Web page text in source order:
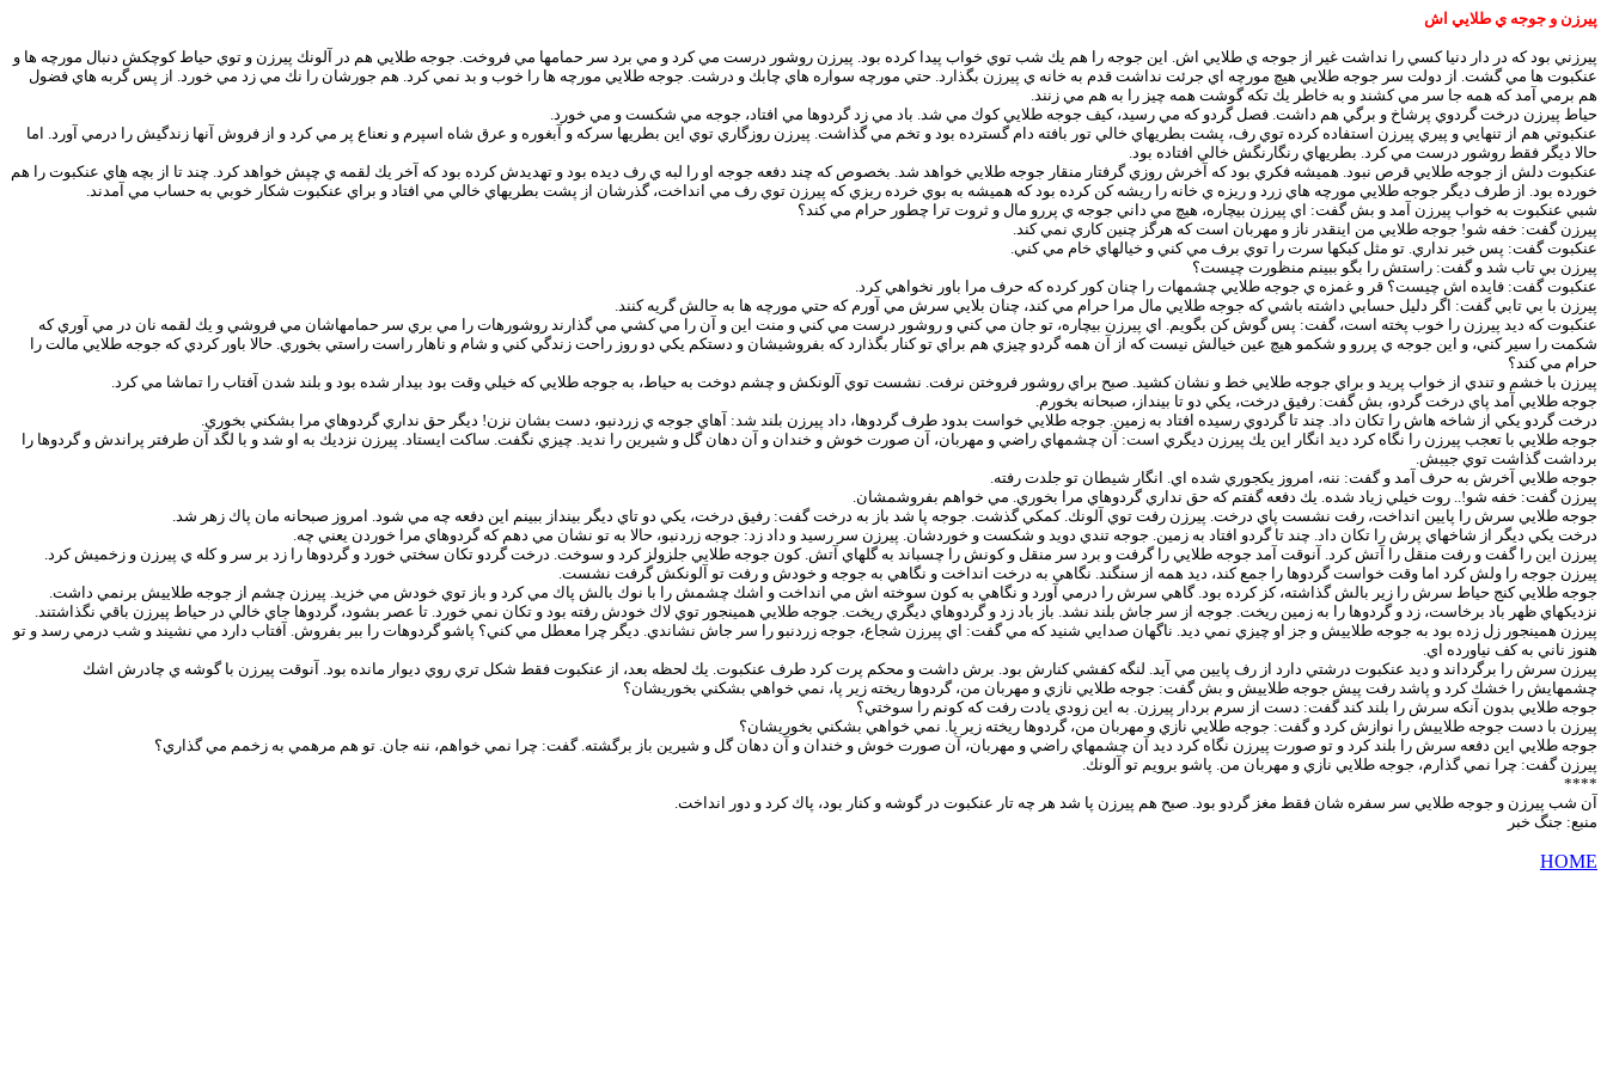
پيرزن و جوجه ي طلايي اش
پيرزني بود كه در دار دنيا كسي را نداشت غير از جوجه ي طلايي اش. اين جوجه را هم يك شب توي خواب پيدا كرده بود. پيرزن روشور درست مي كرد و مي برد سر حمامها مي فروخت. جوجه طلايي هم در آلونك پيرزن و توي حياط كوچكش دنبال مورچه ها و
عنكبوت ها مي گشت. از دولت سر جوجه طلايي هيچ مورچه اي جرئت نداشت قدم به خانه ي پيرزن بگذارد. حتي مورچه سواره هاي چابك و درشت. جوجه طلايي مورچه ها را خوب و بد نمي كرد. هم جورشان را نك مي زد مي خورد. از پس گربه هاي فضول
هم برمي آمد كه همه جا سر مي كشند و به خاطر يك تكه گوشت همه چيز را به هم مي زنند.
حياط پيرزن درخت گردوي پرشاخ و برگي هم داشت. فصل گردو كه مي رسيد، كيف جوجه طلايي كوك مي شد. باد مي زد گردوها مي افتاد، جوجه مي شكست و مي خورد.
عنكبوتي هم از تنهايي و پيري پيرزن استفاده كرده توي رف، پشت بطريهاي خالي تور بافته دام گسترده بود و تخم مي گذاشت. پيرزن روزگاري توي اين بطريها سركه و آبغوره و عرق شاه اسپرم و نعناع پر مي كرد و از فروش آنها زندگيش را درمي آورد. اما
حالا ديگر فقط روشور درست مي كرد. بطريهاي رنگارنگش خالي افتاده بود.
عنكبوت دلش از جوجه طلايي قرص نبود. هميشه فكري بود كه آخرش روزي گرفتار منقار جوجه طلايي خواهد شد. بخصوص كه چند دفعه جوجه او را لبه ي رف ديده بود و تهديدش كرده بود كه آخر يك لقمه ي چپش خواهد كرد. چند تا از بچه هاي عنكبوت را هم
خورده بود. از طرف ديگر جوجه طلايي مورچه هاي زرد و ريزه ي خانه را ريشه كن كرده بود كه هميشه به بوي خرده ريزي كه پيرزن توي رف مي انداخت، گذرشان از پشت بطريهاي خالي مي افتاد و براي عنكبوت شكار خوبي به حساب مي آمدند.
شبي عنكبوت به خواب پيرزن آمد و بش گفت: اي پيرزن بيچاره، هيچ مي داني جوجه ي پررو مال و ثروت ترا چطور حرام مي كند؟
پيرزن گفت: خفه شو! جوجه طلايي من اينقدر ناز و مهربان است كه هرگز چنين كاري نمي كند.
عنكبوت گفت: پس خبر نداري. تو مثل كبكها سرت را توي برف مي كني و خيالهاي خام مي كني.
پيرزن بي تاب شد و گفت: راستش را بگو ببينم منظورت چيست؟
عنكبوت گفت: فايده اش چيست؟ قر و غمزه ي جوجه طلايي چشمهات را چنان كور كرده كه حرف مرا باور نخواهي كرد.
پيرزن با بي تابي گفت: اگر دليل حسابي داشته باشي كه جوجه طلايي مال مرا حرام مي كند، چنان بلايي سرش مي آورم كه حتي مورچه ها به حالش گريه كنند.
عنكبوت كه ديد پيرزن را خوب پخته است، گفت: پس گوش كن بگويم. اي پيرزن بيچاره، تو جان مي كني و روشور درست مي كني و منت اين و آن را مي كشي مي گذارند روشورهات را مي بري سر حمامهاشان مي فروشي و يك لقمه نان در مي آوري كه
شكمت را سير كني، و اين جوجه ي پررو و شكمو هيچ عين خيالش نيست كه از آن همه گردو چيزي هم براي تو كنار بگذارد كه بفروشيشان و دستكم يكي دو روز راحت زندگي كني و شام و ناهار راست راستي بخوري. حالا باور كردي كه جوجه طلايي مالت را
حرام مي كند؟
پيرزن با خشم و تندي از خواب پريد و براي جوجه طلايي خط و نشان كشيد. صبح براي روشور فروختن نرفت. نشست توي آلونكش و چشم دوخت به حياط، به جوجه طلايي كه خيلي وقت بود بيدار شده بود و بلند شدن آفتاب را تماشا مي كرد.
جوجه طلايي آمد پاي درخت گردو، بش گفت: رفيق درخت، يكي دو تا بينداز، صبحانه بخورم.
درخت گردو يكي از شاخه هاش را تكان داد. چند تا گردوي رسيده افتاد به زمين. جوجه طلايي خواست بدود طرف گردوها، داد پيرزن بلند شد: آهاي جوجه ي زردنبو، دست بشان نزن! ديگر حق نداري گردوهاي مرا بشكني بخوري.
جوجه طلايي با تعجب پيرزن را نگاه كرد ديد انگار اين يك پيرزن ديگري است: آن چشمهاي راضي و مهربان، آن صورت خوش و خندان و آن دهان گل و شيرين را نديد. چيزي نگفت. ساكت ايستاد. پيرزن نزديك به او شد و با لگد آن طرفتر پراندش و گردوها را
برداشت گذاشت توي جيبش.
جوجه طلايي آخرش به حرف آمد و گفت: ننه، امروز يكجوري شده اي. انگار شيطان تو جلدت رفته.
پيرزن گفت: خفه شو!.. روت خيلي زياد شده. يك دفعه گفتم كه حق نداري گردوهاي مرا بخوري. مي خواهم بفروشمشان.
جوجه طلايي سرش را پايين انداخت، رفت نشست پاي درخت. پيرزن رفت توي آلونك. كمكي گذشت. جوجه پا شد باز به درخت گفت: رفيق درخت، يكي دو تاي ديگر بينداز ببينم اين دفعه چه مي شود. امروز صبحانه مان پاك زهر شد.
درخت يكي ديگر از شاخهاي پرش را تكان داد. چند تا گردو افتاد به زمين. جوجه تندي دويد و شكست و خوردشان. پيرزن سر رسيد و داد زد: جوجه زردنبو، حالا به تو نشان مي دهم كه گردوهاي مرا خوردن يعني چه.
پيرزن اين را گفت و رفت منقل را آتش كرد. آنوقت آمد جوجه طلايي را گرفت و برد سر منقل و كونش را چسباند به گلهاي آتش. كون جوجه طلايي جلزولز كرد و سوخت. درخت گردو تكان سختي خورد و گردوها را زد بر سر و كله ي پيرزن و زخميش كرد.
پيرزن جوجه را ولش كرد اما وقت خواست گردوها را جمع كند، ديد همه از سنگند. نگاهي به درخت انداخت و نگاهي به جوجه و خودش و رفت تو آلونكش گرفت نشست.
جوجه طلايي كنج حياط سرش را زير بالش گذاشته، كز كرده بود. گاهي سرش را درمي آورد و نگاهي به كون سوخته اش مي انداخت و اشك چشمش را با نوك بالش پاك مي كرد و باز توي خودش مي خزيد. پيرزن چشم از جوجه طلاييش برنمي داشت.
نزديكهاي ظهر باد برخاست، زد و گردوها را به زمين ريخت. جوجه از سر جاش بلند نشد. باز باد زد و گردوهاي ديگري ريخت. جوجه طلايي همينجور توي لاك خودش رفته بود و تكان نمي خورد. تا عصر بشود، گردوها جاي خالي در حياط پيرزن باقي نگذاشتند.
پيرزن همينجور زل زده بود به جوجه طلاييش و جز او چيزي نمي ديد. ناگهان صدايي شنيد كه مي گفت: اي پيرزن شجاع، جوجه زردنبو را سر جاش نشاندي. ديگر چرا معطل مي كني؟ پاشو گردوهات را ببر بفروش. آفتاب دارد مي نشيند و شب درمي رسد و تو
هنوز ناني به كف نياورده اي.
پيرزن سرش را برگرداند و ديد عنكبوت درشتي دارد از رف پايين مي آيد. لنگه كفشي كنارش بود. برش داشت و محكم پرت كرد طرف عنكبوت. يك لحظه بعد، از عنكبوت فقط شكل تري روي ديوار مانده بود. آنوقت پيرزن با گوشه ي چادرش اشك
چشمهايش را خشك كرد و پاشد رفت پيش جوجه طلاييش و بش گفت: جوجه طلايي نازي و مهربان من، گردوها ريخته زير پا، نمي خواهي بشكني بخوريشان؟
جوجه طلايي بدون آنكه سرش را بلند كند گفت: دست از سرم بردار پيرزن. به اين زودي يادت رفت كه كونم را سوختي؟
پيرزن با دست جوجه طلاييش را نوازش كرد و گفت: جوجه طلايي نازي و مهربان من، گردوها ريخته زير پا. نمي خواهي بشكني بخوريشان؟
جوجه طلايي اين دفعه سرش را بلند كرد و تو صورت پيرزن نگاه كرد ديد آن چشمهاي راضي و مهربان، آن صورت خوش و خندان و آن دهان گل و شيرين باز برگشته. گفت: چرا نمي خواهم، ننه جان. تو هم مرهمي به زخمم مي گذاري؟
پيرزن گفت: چرا نمي گذارم، جوجه طلايي نازي و مهربان من. پاشو برويم تو آلونك.
****
آن شب پيرزن و جوجه طلايي سر سفره شان فقط مغز گردو بود. صبح هم پيرزن پا شد هر چه تار عنكبوت در گوشه و كنار بود، پاك كرد و دور انداخت.
منبع: جنگ خبر
HOME